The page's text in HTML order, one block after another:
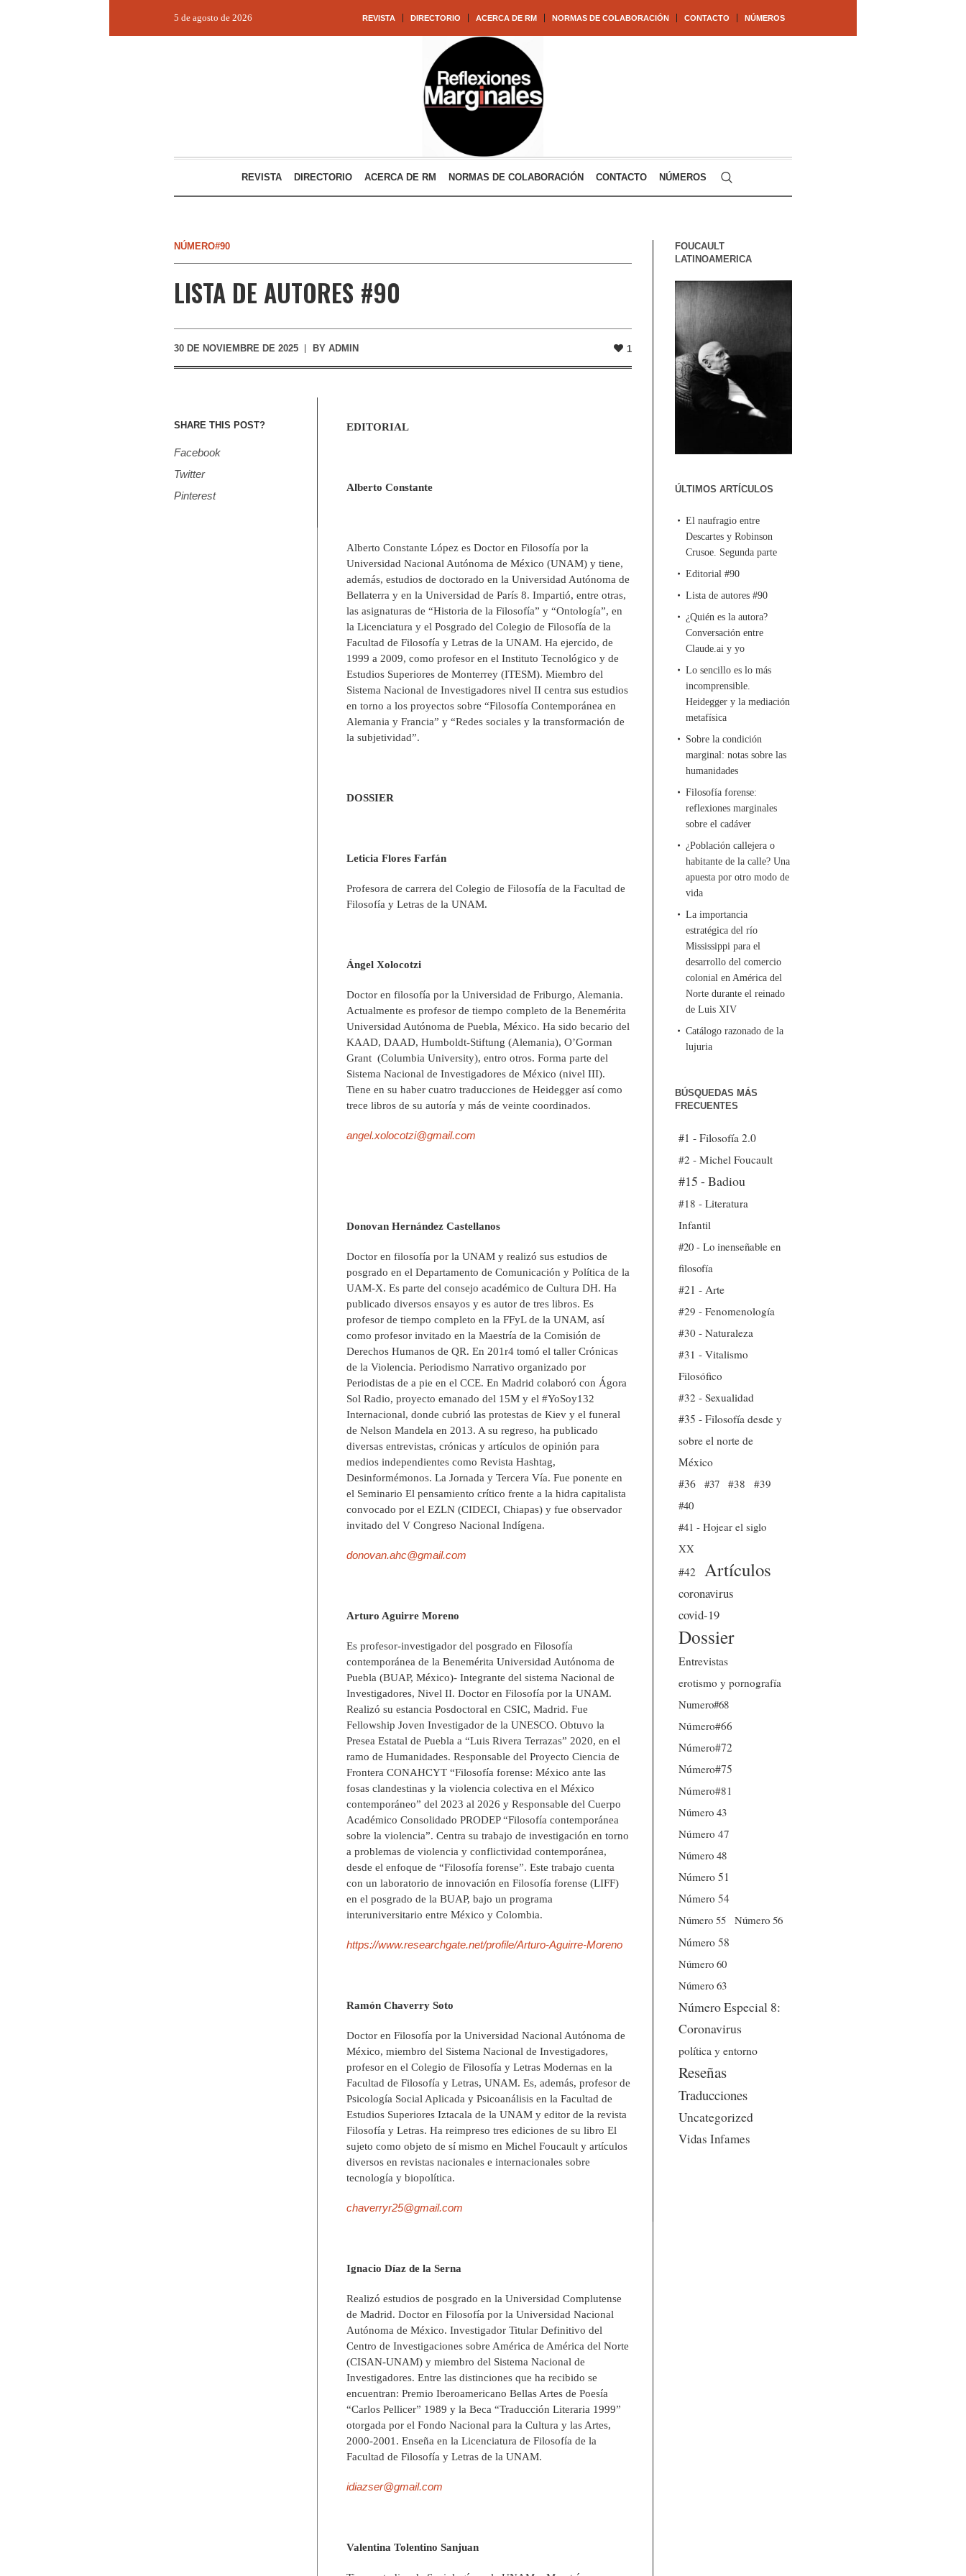
REVISTA DIRECTORIO ACERCA DE RM NORMAS DE COLABORACIÓN CONTACTO NÚMEROS
5 de agosto de 2026
REVISTA DIRECTORIO ACERCA DE RM NORMAS DE COLABORACIÓN CONTACTO NÚMEROS
NÚMERO#90
LISTA DE AUTORES #90
30 DE NOVIEMBRE DE 2025 BY ADMIN 1
SHARE THIS POST?
Facebook
Twitter
Pinterest
EDITORIAL
Alberto Constante
Alberto Constante López es Doctor en Filosofía por la
Universidad Nacional Autónoma de México (UNAM) y tiene,
además, estudios de doctorado en la Universidad Autónoma de
Bellaterra y en la Universidad de París 8. Impartió, entre otras,
las asignaturas de “Historia de la Filosofía” y “Ontología”, en
la Licenciatura y el Posgrado del Colegio de Filosofía de la
Facultad de Filosofía y Letras de la UNAM. Ha ejercido, de
1999 a 2009, como profesor en el Instituto Tecnológico y de
Estudios Superiores de Monterrey (ITESM). Miembro del
Sistema Nacional de Investigadores nivel II centra sus estudios
en torno a los proyectos sobre “Filosofía Contemporánea en
Alemania y Francia” y “Redes sociales y la transformación de
la subjetividad”.
DOSSIER
Leticia Flores Farfán
Profesora de carrera del Colegio de Filosofía de la Facultad de
Filosofía y Letras de la UNAM.
Ángel Xolocotzi
Doctor en filosofía por la Universidad de Friburgo, Alemania.
Actualmente es profesor de tiempo completo de la Benemérita
Universidad Autónoma de Puebla, México. Ha sido becario del
KAAD, DAAD, Humboldt-Stiftung (Alemania), O’Gorman
Grant (Columbia University), entro otros. Forma parte del
Sistema Nacional de Investigadores de México (nivel III).
Tiene en su haber cuatro traducciones de Heidegger así como
trece libros de su autoría y más de veinte coordinados.
angel.xolocotzi@gmail.com
Donovan Hernández Castellanos
Doctor en filosofía por la UNAM y realizó sus estudios de
posgrado en el Departamento de Comunicación y Política de la
UAM-X. Es parte del consejo académico de Cultura DH. Ha
publicado diversos ensayos y es autor de tres libros. Es
profesor de tiempo completo en la FFyL de la UNAM, así
como profesor invitado en la Maestría de la Comisión de
Derechos Humanos de QR. En 201r4 tomó el taller Crónicas
de la Violencia. Periodismo Narrativo organizado por
Periodistas de a pie en el CCE. En Madrid colaboró con Ágora
Sol Radio, proyecto emanado del 15M y el #YoSoy132
Internacional, donde cubrió las protestas de Kiev y el funeral
de Nelson Mandela en 2013. A su regreso, ha publicado
diversas entrevistas, crónicas y artículos de opinión para
medios independientes como Revista Hashtag,
Desinformémonos. La Jornada y Tercera Vía. Fue ponente en
el Seminario El pensamiento crítico frente a la hidra capitalista
convocado por el EZLN (CIDECI, Chiapas) y fue observador
invitado del V Congreso Nacional Indígena.
donovan.ahc@gmail.com
Arturo Aguirre Moreno
Es profesor-investigador del posgrado en Filosofía
contemporánea de la Benemérita Universidad Autónoma de
Puebla (BUAP, México)- Integrante del sistema Nacional de
Investigadores, Nivel II. Doctor en Filosofía por la UNAM.
Realizó su estancia Posdoctoral en CSIC, Madrid. Fue
Fellowship Joven Investigador de la UNESCO. Obtuvo la
Presea Estatal de Puebla a “Luis Rivera Terrazas” 2020, en el
ramo de Humanidades. Responsable del Proyecto Ciencia de
Frontera CONAHCYT “Filosofía forense: México ante las
fosas clandestinas y la violencia colectiva en el México
contemporáneo” del 2023 al 2026 y Responsable del Cuerpo
Académico Consolidado PRODEP “Filosofía contemporánea
sobre la violencia”. Centra su trabajo de investigación en torno
a problemas de violencia y conflictividad contemporánea,
desde el enfoque de “Filosofía forense”. Este trabajo cuenta
con un laboratorio de innovación en Filosofía forense (LIFF)
en el posgrado de la BUAP, bajo un programa
interuniversitario entre México y Colombia.
https://www.researchgate.net/profile/Arturo-Aguirre-Moreno
Ramón Chaverry Soto
Doctor en Filosofía por la Universidad Nacional Autónoma de
México, miembro del Sistema Nacional de Investigadores,
profesor en el Colegio de Filosofía y Letras Modernas en la
Facultad de Filosofía y Letras, UNAM. Es, además, profesor de
Psicología Social Aplicada y Psicoanálisis en la Facultad de
Estudios Superiores Iztacala de la UNAM y editor de la revista
Filosofía y Letras. Ha reimpreso tres ediciones de su libro El
sujeto como objeto de sí mismo en Michel Foucault y artículos
diversos en revistas nacionales e internacionales sobre
tecnología y biopolítica.
chaverryr25@gmail.com
Ignacio Díaz de la Serna
Realizó estudios de posgrado en la Universidad Complutense
de Madrid. Doctor en Filosofía por la Universidad Nacional
Autónoma de México. Investigador Titular Definitivo del
Centro de Investigaciones sobre América de América del Norte
(CISAN-UNAM) y miembro del Sistema Nacional de
Investigadores. Entre las distinciones que ha recibido se
encuentran: Premio Iberoamericano Bellas Artes de Poesía
“Carlos Pellicer” 1989 y la Beca “Traducción Literaria 1999”
otorgada por el Fondo Nacional para la Cultura y las Artes,
2000-2001. Enseña en la Licenciatura de Filosofía de la
Facultad de Filosofía y Letras de la UNAM.
idiazser@gmail.com
Valentina Tolentino Sanjuan
FOUCAULT
LATINOAMERICA
ÚLTIMOS ARTÍCULOS
El naufragio entre
Descartes y Robinson
Crusoe. Segunda parte
Editorial #90
Lista de autores #90
¿Quién es la autora?
Conversación entre
Claude.ai y yo
Lo sencillo es lo más
incomprensible.
Heidegger y la mediación
metafísica
Sobre la condición
marginal: notas sobre las
humanidades
Filosofía forense:
reflexiones marginales
sobre el cadáver
¿Población callejera o
habitante de la calle? Una
apuesta por otro modo de
vida
La importancia
estratégica del río
Mississippi para el
desarrollo del comercio
colonial en América del
Norte durante el reinado
de Luis XIV
Catálogo razonado de la
lujuria
BÚSQUEDAS MÁS
FRECUENTES
#1 - Filosofía 2.0
#2 - Michel Foucault
#15 - Badiou
#18 - Literatura
Infantil
#20 - Lo inenseñable en
filosofía
#21 - Arte
#29 - Fenomenología
#30 - Naturaleza
#31 - Vitalismo
Filosófico
#32 - Sexualidad
#35 - Filosofía desde y
sobre el norte de
México
#36
#37 #38
#39
#40
#41 - Hojear el siglo
XX
#42
Artículos
coronavirus
covid-19
Dossier
Entrevistas
erotismo y pornografía
Numero#68
Número#66
Número#72
Número#75
Número#81
Número 43
Número 47
Número 48
Número 51
Número 54
Número 55
Número 56
Número 58
Número 60
Número 63
Número Especial 8:
Coronavirus
política y entorno
Reseñas
Traducciones
Uncategorized
Vidas Infames